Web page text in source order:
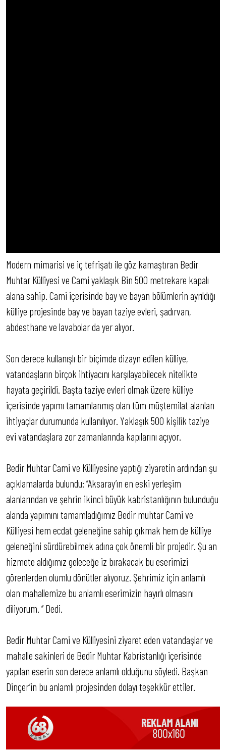
Modern mimarisi ve iç tefrişatı ile göz kamaştıran Bedir
Muhtar Külliyesi ve Cami yaklaşık Bin 500 metrekare kapalı
alana sahip. Cami içerisinde bay ve bayan bölümlerin ayrıldığı
külliye projesinde bay ve bayan taziye evleri, şadırvan,
abdesthane ve lavabolar da yer alıyor.
Son derece kullanışlı bir biçimde dizayn edilen külliye,
vatandaşların birçok ihtiyacını karşılayabilecek nitelikte
hayata geçirildi. Başta taziye evleri olmak üzere külliye
içerisinde yapımı tamamlanmış olan tüm müştemilat alanları
ihtiyaçlar durumunda kullanılıyor. Yaklaşık 500 kişilik taziye
evi vatandaşlara zor zamanlarında kapılarını açıyor.
Bedir Muhtar Cami ve Külliyesine yaptığı ziyaretin ardından şu
açıklamalarda bulundu: ‘’Aksaray’ın en eski yerleşim
alanlarından ve şehrin ikinci büyük kabristanlığının bulunduğu
alanda yapımını tamamladığımız Bedir muhtar Cami ve
Külliyesi hem ecdat geleneğine sahip çıkmak hem de külliye
geleneğini sürdürebilmek adına çok önemli bir projedir. Şu an
hizmete aldığımız geleceğe iz bırakacak bu eserimizi
görenlerden olumlu dönütler alıyoruz. Şehrimiz için anlamlı
olan mahallemize bu anlamlı eserimizin hayırlı olmasını
diliyorum. ‘’ Dedi.
Bedir Muhtar Cami ve Külliyesini ziyaret eden vatandaşlar ve
mahalle sakinleri de Bedir Muhtar Kabristanlığı içerisinde
yapılan eserin son derece anlamlı olduğunu söyledi. Başkan
Dinçer’in bu anlamlı projesinden dolayı teşekkür ettiler.